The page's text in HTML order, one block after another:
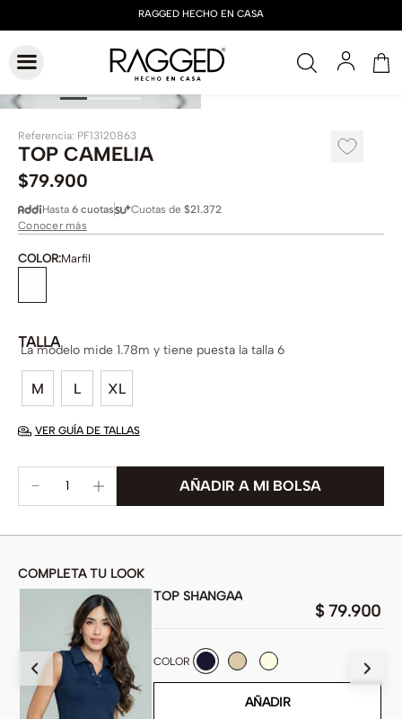
Referencia: PF13120863
TOP CAMELIA
$79.900
Hasta 6 cuotas Cuotas de $21.372
Conocer más
COLOR:Marfil
TALLA
M L XL
La modelo mide 1.78m y tiene puesta la talla 6
VER GUÍA DE TALLAS
COMPLETA TU LOOK
TOP SHANGAA
$ 79.900
COLOR
AÑADIR